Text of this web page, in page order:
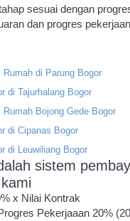
sesuai dengan
dan progres
di Parung Bogor
di Tajurhalang Bogor
Bojong Gede Bogor
di Cipanas Bogor
di Leuwiliang Bogor
sistem
x Nilai Kontrak
Pekerjaaan 20%